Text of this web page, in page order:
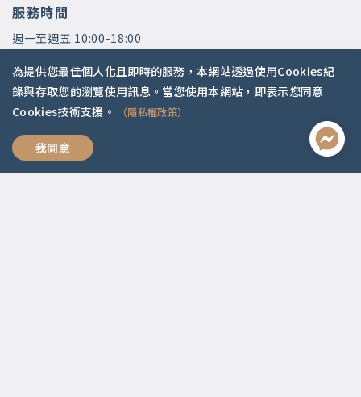
專業有價
服務時間
週一至週五 10:00-18:00
快速連結
常見問題
師資陣容
為提供您最佳個人化且即時的服務，本網站透過使用Cookies紀
錄與存取您的瀏覽使用訊息。當您使用本網站，即表示您同意
Cookies技術支援。
（隱私權政策）
我同意